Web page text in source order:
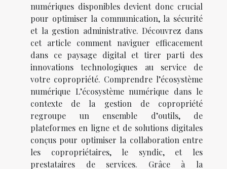
numériques disponibles devient donc crucial
pour optimiser la communication, la sécurité
et la gestion administrative. Découvrez dans
cet article comment naviguer efficacement
dans ce paysage digital et tirer parti des
innovations technologiques au service de
votre copropriété. Comprendre l’écosystème
numérique L’écosystème numérique dans le
contexte de la gestion de copropriété
regroupe un ensemble d’outils, de
plateformes en ligne et de solutions digitales
conçus pour optimiser la collaboration entre
les copropriétaires, le syndic, et les
prestataires de services. Grâce à la